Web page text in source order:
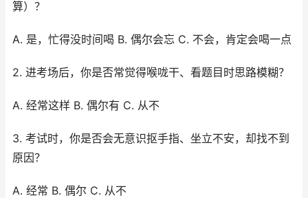
算）？
A. 是，忙得没时间喝 B. 偶尔会忘 C. 不会，肯定会喝一点
2. 进考场后，你是否常觉得喉咙干、看题目时思路模糊？
A. 经常这样 B. 偶尔有 C. 从不
3. 考试时，你是否会无意识抠手指、坐立不安，却找不到
原因？
A. 经常 B. 偶尔 C. 从不